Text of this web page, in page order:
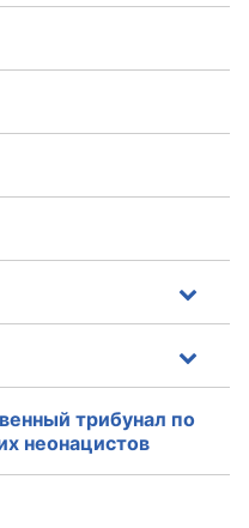
трибунал по
неонацистов